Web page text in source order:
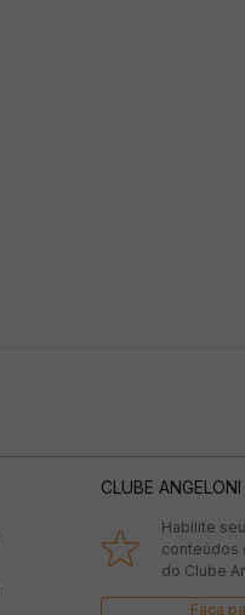
CLUBE ANGELONI
Habilite
conteúdos
do Clube
Faça